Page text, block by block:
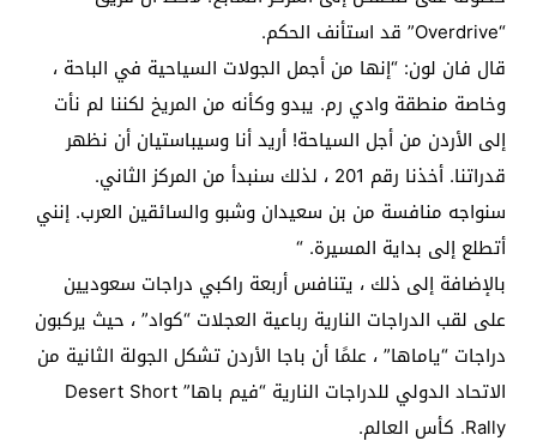
“Overdrive” قد استأنف الحكم.
قال فان لون: “إنها من أجمل الجولات السياحية في الباحة ،
وخاصة منطقة وادي رم. يبدو وكأنه من المريخ لكننا لم نأت
إلى الأردن من أجل السياحة! أريد أنا وسيباستيان أن نظهر
قدراتنا. أخذنا رقم 201 ، لذلك سنبدأ من المركز الثاني.
سنواجه منافسة من بن سعيدان وشبو والسائقين العرب. إنني
أتطلع إلى بداية المسيرة. “
بالإضافة إلى ذلك ، يتنافس أربعة راكبي دراجات سعوديين
على لقب الدراجات النارية رباعية العجلات “كواد” ، حيث يركبون
دراجات “ياماها” ، علمًا أن باجا الأردن تشكل الجولة الثانية من
الاتحاد الدولي للدراجات النارية “فيم باها” Desert Short
Rally. كأس العالم.